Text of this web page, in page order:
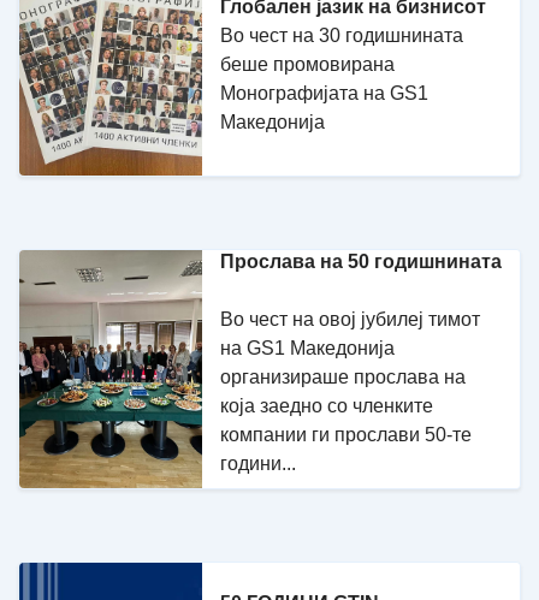
Глобален јазик на бизнисот
Во чест на 30 годишнината
беше промовирана
Монографијата на GS1
Македонија
Прослава на 50 годишнината
Во чест на овој јубилеј тимот
на GS1 Македонија
организираше прослава на
која заедно со членките
компании ги прослави 50-те
години...